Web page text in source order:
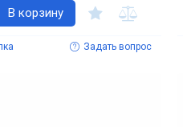
В корзину
Задать вопрос